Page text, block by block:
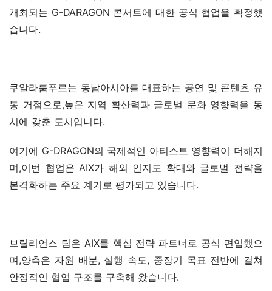
개최되는 G-DARAGON 콘서트에 대한 공식 협업을 확정했
습니다.
쿠알라룸푸르는 동남아시아를 대표하는 공연 및 콘텐츠 유
통 거점으로,높은 지역 확산력과 글로벌 문화 영향력을 동
시에 갖춘 도시입니다.
여기에 G-DRAGON의 국제적인 아티스트 영향력이 더해지
며,이번 협업은 AIX가 해외 인지도 확대와 글로벌 전략을
본격화하는 주요 계기로 평가되고 있습니다.
브릴리언스 팀은 AIX를 핵심 전략 파트너로 공식 편입했으
며,양측은 자원 배분, 실행 속도, 중장기 목표 전반에 걸쳐
안정적인 협업 구조를 구축해 왔습니다.